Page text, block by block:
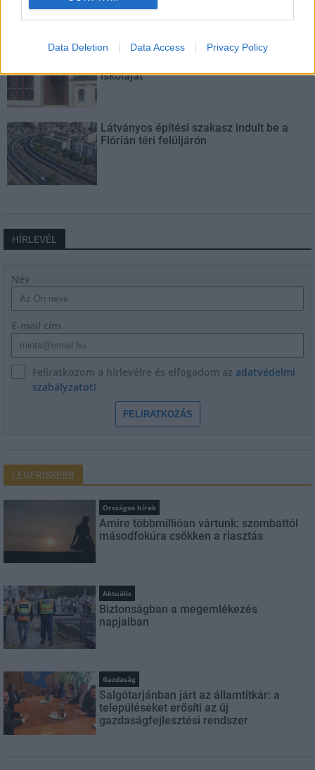
Data Deletion Data Access Privacy Policy
Másfélszeresére bővítik
iskoláját
Látványos építési szakasz indult be a
Flórián téri felüljárón
HÍRLEVÉL
Név
E-mail cím
Feliratkozom a hírlevélre és elfogadom az adatvédelmi
szabályzatot!
FELIRATKOZÁS
LEGFRISSEBB
Országos hírek
Amire többmillióan vártunk: szombattól
másodfokúra csökken a riasztás
Aktuális
Biztonságban a megemlékezés
napjaiban
Gazdaság
Salgótarjánban járt az államtitkár: a
településeket erősíti az új
gazdaságfejlesztési rendszer